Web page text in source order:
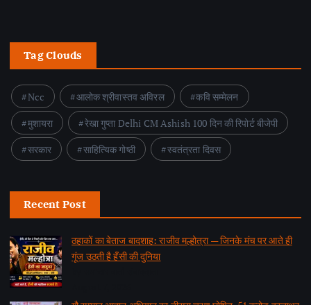
Tag Clouds
Ncc आलोक श्रीवास्तव अविरल
कवि सम्मेलन
मुशायरा
रेखा गुप्ता Delhi CM Ashish 100 दिन की रिपोर्ट बीजेपी
सरकार
साहित्यिक गोष्ठी स्वतंत्रता दिवस
Recent Post
ठहाकों का बेताज बादशाह: राजीव मल्होत्रा — जिनके मंच पर आते ही
गूंज उठती है हँसी की दुनिया